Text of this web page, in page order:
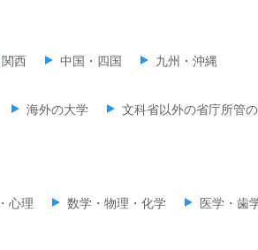
関西 中国・四国 九州・沖縄
海外の大学 文科省以外の省庁所管
心理 数学・物理・化学 医学・歯